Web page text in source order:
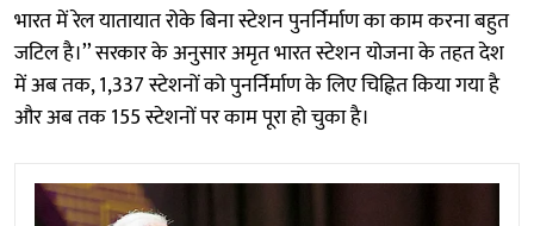
भारत में रेल यातायात रोके बिना स्टेशन पुनर्निर्माण का काम करना बहुत
जटिल है।’’ सरकार के अनुसार अमृत भारत स्टेशन योजना के तहत देश
में अब तक, 1,337 स्टेशनों को पुनर्निर्माण के लिए चिह्नित किया गया है
और अब तक 155 स्टेशनों पर काम पूरा हो चुका है।